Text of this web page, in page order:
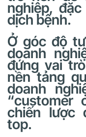
nghiệp,
dịch bệnh.
Ở góc độ
doanh
đứng vai
nền tảng
doanh
“customer
chiến lược
top.